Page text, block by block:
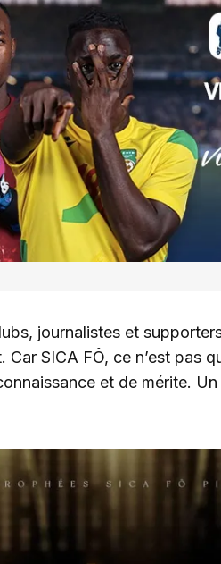
journalistes et
Car SICA FÔ, ce n’est pas
et de mérite.